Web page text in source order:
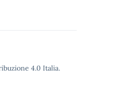
4.0 Italia.